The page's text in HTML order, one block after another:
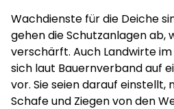
Wachdienste für die Deiche
gehen die Schutzanlagen ab,
verschärft. Auch Landwirte
sich laut Bauernverband auf
vor. Sie seien darauf einstellt,
Schafe und Ziegen von den